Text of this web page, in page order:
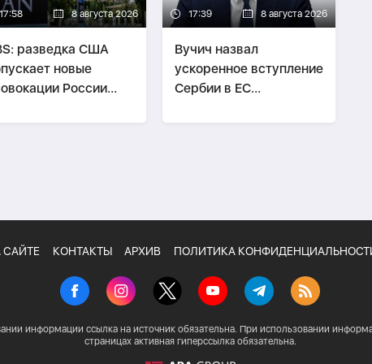
17:58 8 августа 2026
разведка США
новые
России
17:39 8 августа 2026
Вучич назвал
ускоренное вступление
Сербии в ЕС
САЙТЕ КОНТАКТЫ АРХИВ ПОЛИТИКА
информации ссылка на источник обязательна. При использовании
страницах активная гиперссылка обязательна.